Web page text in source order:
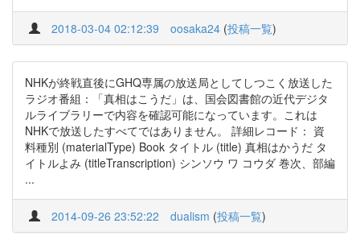
2018-03-04 02:12:39 oosaka24 (投稿一覧)
NHKが終戦直後にGHQ専属の放送局としてしつこく放送した
ラジオ番組：「真相はこうだ」は、国会図書館の近代デジタ
ルライブラリーで内容を確認可能になっています。これは
NHKで放送したすべてではありません。 詳細レコード： 資
料種別 (materialType) Book タイトル (title) 真相はかうだ タ
イトルよみ (titleTranscription) シンソウ ワ コウダ 巻次、部編
...
2014-09-26 23:52:22 dualism (投稿一覧)